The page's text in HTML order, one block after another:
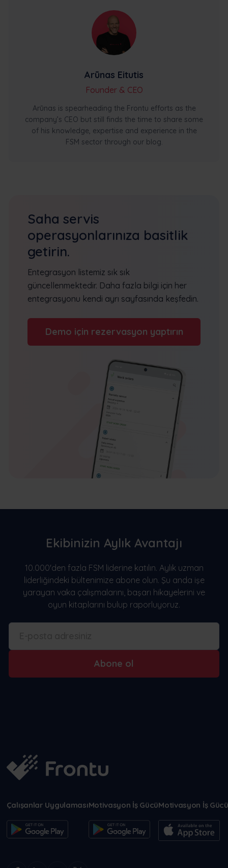
Arūnas Eitutis
Founder & CEO
Arūnas is spearheading the Frontu efforts as the
company’s CEO but still finds the time to share some
of his knowledge, expertise and experience in the
FSM sector through our blog.
Saha servis
operasyonlarınıza basitlik
getirin.
Entegrasyon listemiz sık sık
güncellenmektedir. Daha fazla bilgi için her
entegrasyonu kendi ayrı sayfasında keşfedin.
Demo için rezervasyon yaptırın
Ekibinizin Aylık Avantajı
10.000'den fazla FSM liderine katılın. Aylık uzman
liderliğindeki bültenimize abone olun. Şu anda işe
yarayan vaka çalışmalarını, başarı hikayelerini ve
oyun kitaplarını bulup raporluyoruz.
Abone ol
Çalışanlar UygulamasıMotivasyon İş GücüMotivasyon İş Gücü